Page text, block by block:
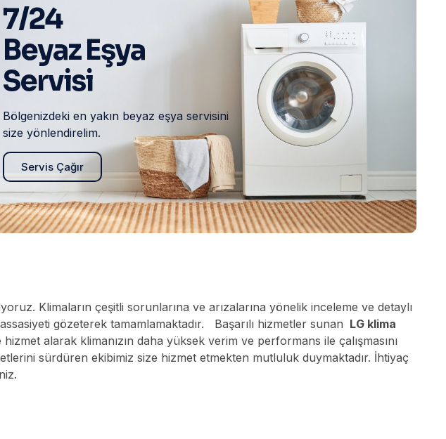
7/24
Beyaz Eşya
Servisi
Bölgenizdeki en yakın beyaz eşya servisini
size yönlendirelim.
Servis Çağır
Klimaların çeşitli sorunlarına ve arızalarına yönelik inceleme ve detaylı
gözeterek tamamlamaktadır. Başarılı hizmetler sunan LG klima
alarak klimanızın daha yüksek verim ve performans ile çalışmasını
sürdüren ekibimiz size hizmet etmekten mutluluk duymaktadır. İhtiyaç